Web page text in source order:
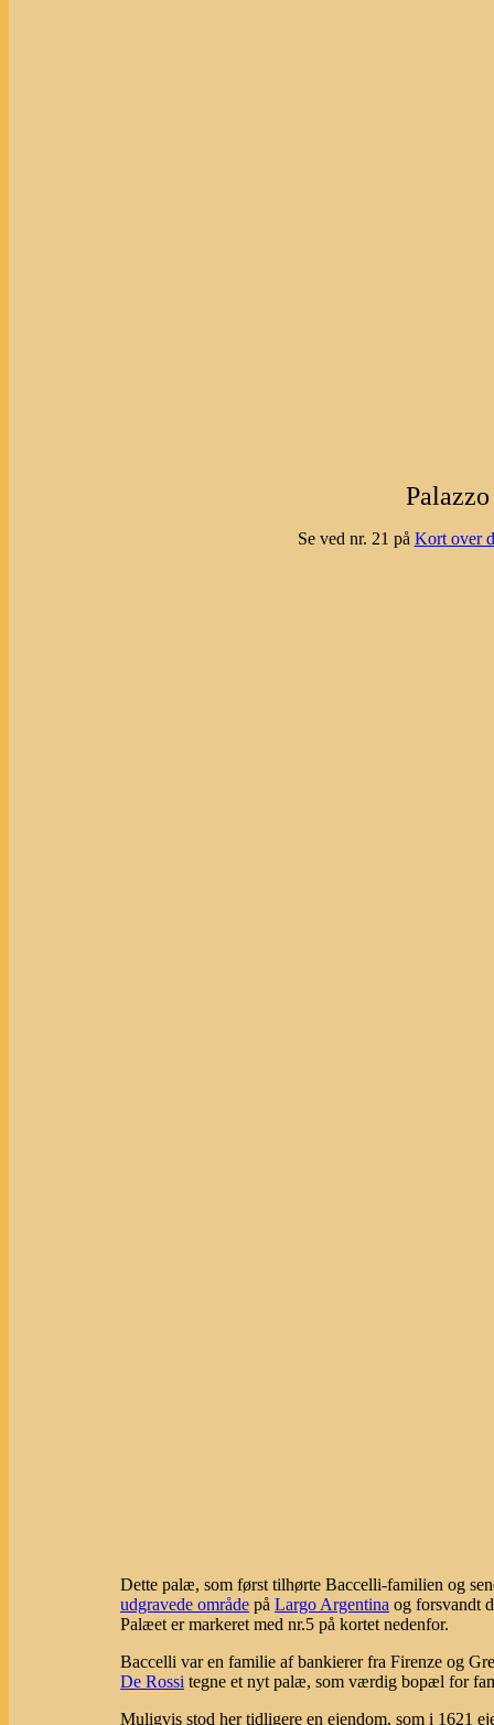
Se ved nr. 21 på Kort over
Dette palæ, som først tilhørte Baccelli-familien og
udgravede område på Largo Argentina og forsvandt
Palæet er markeret med nr.5 på kortet nedenfor.
Baccelli var en familie af bankierer fra Firenze og
De Rossi tegne et nyt palæ, som værdig bopæl for
Muligvis stod her tidligere en ejendom, som i 1621